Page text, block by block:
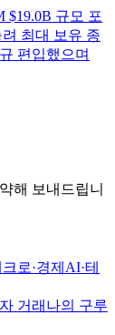
$19.0B 규모 포
최대 보유 종
편입했으며
해 보내드립니
로·경제 AI·테
거래 나의 구루